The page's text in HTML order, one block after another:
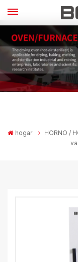
hogar HORNO /